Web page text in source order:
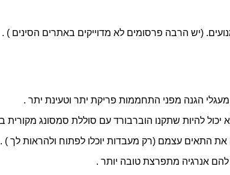
מעגלי הגנה מפני התחממות פריקת יתר וטעינת יתר .
התאים עצמם (רק מעבדות יוכלו לפתוח ולהראות לך ) .
להם אנרגיה מתפרצת טובה יותר .